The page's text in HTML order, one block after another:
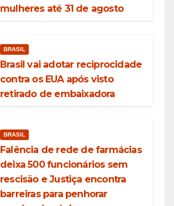
mulheres até 31 de agosto
BRASIL
Brasil vai adotar reciprocidade
contra os EUA após visto
retirado de embaixadora
BRASIL
Falência de rede de farmácias
deixa 500 funcionários sem
rescisão e Justiça encontra
barreiras para penhorar